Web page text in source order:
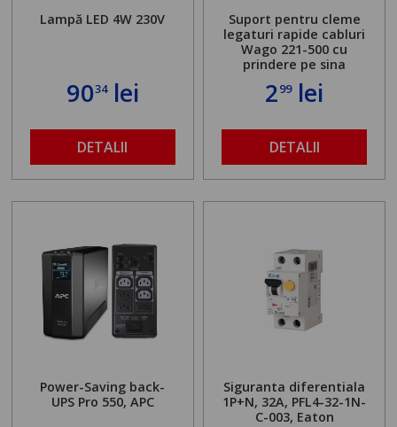
Lampă LED 4W 230V
9034lei
DETALII
Suport pentru cleme
legaturi rapide cabluri
Wago 221-500 cu
prindere pe sina
299lei
DETALII
Power-Saving back-
UPS Pro 550, APC
Siguranta diferentiala
1P+N, 32A, PFL4-32-1N-
C-003, Eaton